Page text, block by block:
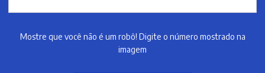
Mostre que você não é um robô! Digite o número mostrado na
imagem